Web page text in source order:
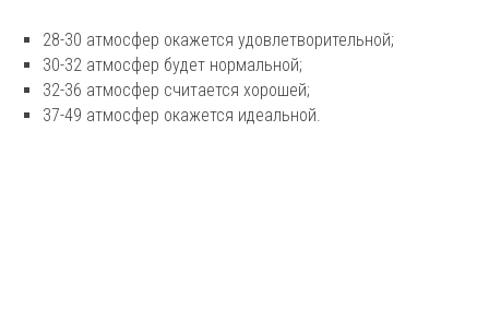
28-30 атмосфер окажется удовлетворительной;
30-32 атмосфер будет нормальной;
32-36 атмосфер считается хорошей;
37-49 атмосфер окажется идеальной.